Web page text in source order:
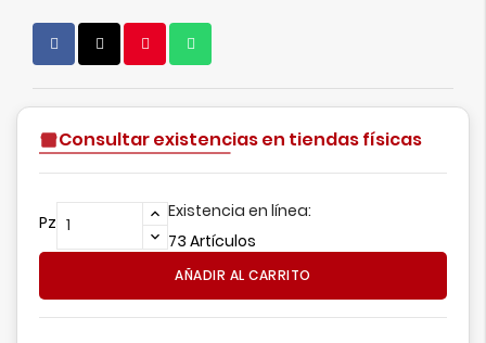
Consultar existencias en tiendas físicas
Pz
Existencia en línea:
73 Artículos
AÑADIR AL CARRITO